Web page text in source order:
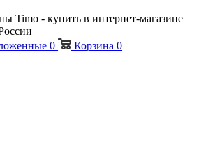
Timo - купить в интернет-магазине
0 Корзина 0